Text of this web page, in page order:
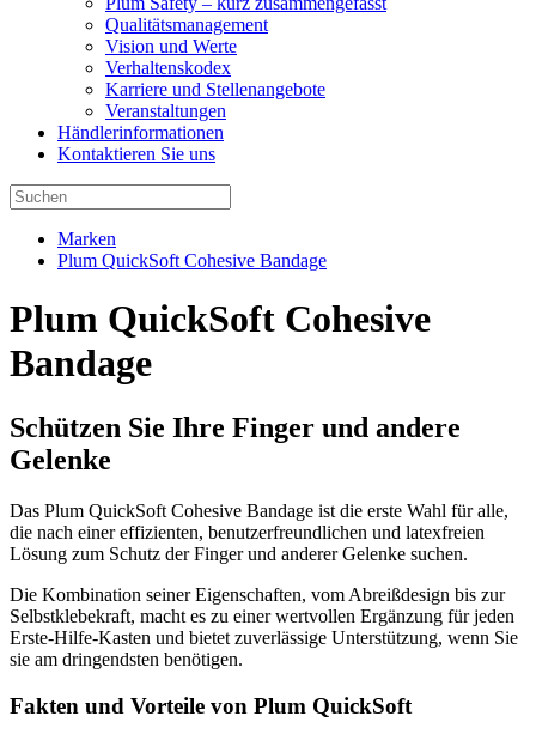
Qualitätsmanagement
Vision und Werte
Verhaltenskodex
Karriere und Stellenangebote
Veranstaltungen
Händlerinformationen
Kontaktieren Sie uns
Marken
Plum QuickSoft Cohesive Bandage
Plum QuickSoft Cohesive
Bandage
Schützen Sie Ihre Finger und andere
Gelenke
Das Plum QuickSoft Cohesive Bandage ist die erste Wahl für alle,
die nach einer effizienten, benutzerfreundlichen und latexfreien
Lösung zum Schutz der Finger und anderer Gelenke suchen.
Die Kombination seiner Eigenschaften, vom Abreißdesign bis zur
Selbstklebekraft, macht es zu einer wertvollen Ergänzung für jeden
Erste-Hilfe-Kasten und bietet zuverlässige Unterstützung, wenn Sie
sie am dringendsten benötigen.
Fakten und Vorteile von Plum QuickSoft